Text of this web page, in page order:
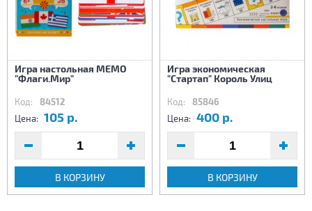
Игра настольная МЕМО
"Флаги.Мир"
Код: 84512
Цена: 105 р.
В КОРЗИНУ
Игра экономическая
"Стартап" Король Улиц
Код: 85846
Цена: 400 р.
В КОРЗИНУ